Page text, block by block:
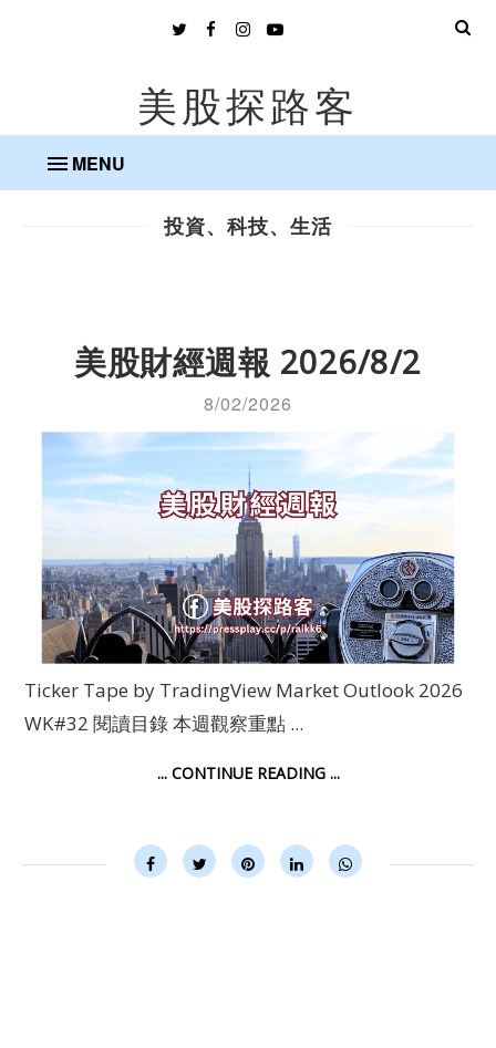
美股探路客
MENU
投資、科技、生活
美股財經週報 2026/8/2
8/02/2026
Ticker Tape by TradingView Market Outlook 2026
WK#32 閱讀目錄 本週觀察重點 ...
... CONTINUE READING ...